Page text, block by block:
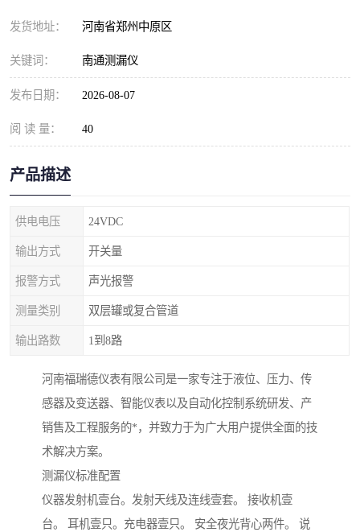
发货地址： 河南省郑州中原区
关键词： 南通测漏仪
发布日期： 2026-08-07
阅 读 量： 40
产品描述
供电电压 24VDC
输出方式 开关量
报警方式 声光报警
测量类别 双层罐或复合管道
输出路数 1到8路
河南福瑞德仪表有限公司是一家专注于液位、压力、传
感器及变送器、智能仪表以及自动化控制系统研发、产
销售及工程服务的*，并致力于为广大用户提供全面的技
术解决方案。
测漏仪标准配置
仪器发射机壹台。发射天线及连线壹套。 接收机壹
台。 耳机壹只。充电器壹只。 安全夜光背心两件。 说